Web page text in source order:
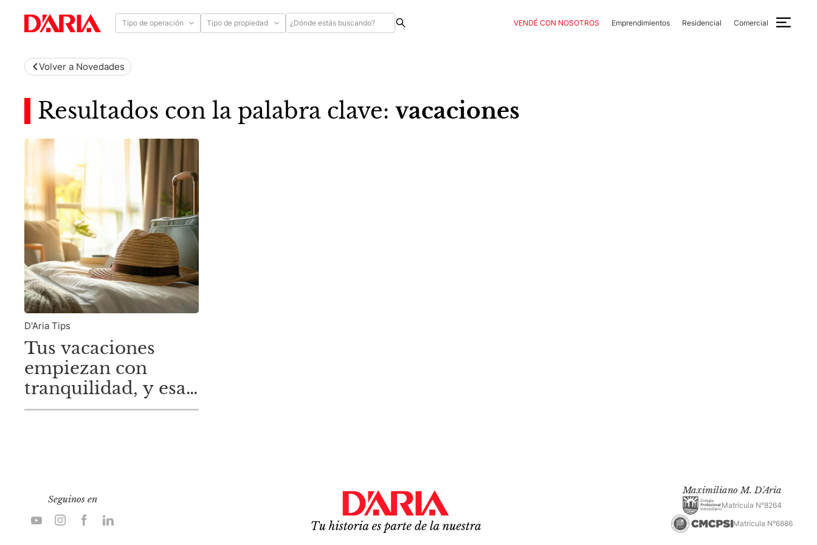
Tipo de operación Tipo de propiedad VENDÉ CON NOSOTROS Emprendimientos Residencial Comercial
Volver a Novedades
Resultados con la palabra clave: vacaciones
D'Aria Tips
Tus vacaciones
empiezan con
tranquilidad, y esa
tranquilidad
Seguinos en
Maximiliano M. D'Aria
Matrícula N°8264
Matrícula N°6886